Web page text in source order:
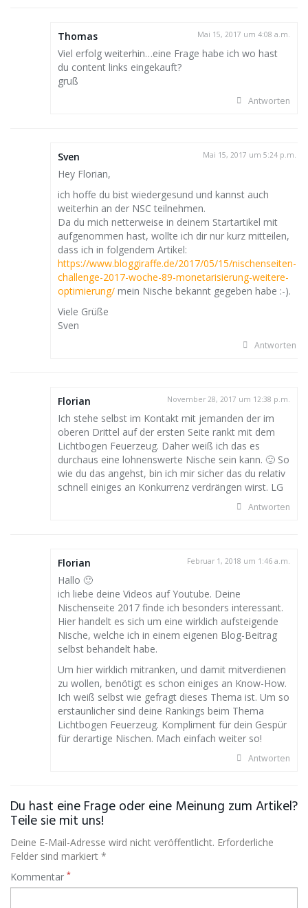
Thomas Mai 15, 2017 um 4:08 a.m.
Viel erfolg weiterhin…eine Frage habe ich wo hast
du content links eingekauft?
gruß
Antworten
Sven Mai 15, 2017 um 5:24 p.m.
Hey Florian,
ich hoffe du bist wiedergesund und kannst auch
weiterhin an der NSC teilnehmen.
Da du mich netterweise in deinem Startartikel mit
aufgenommen hast, wollte ich dir nur kurz mitteilen,
dass ich in folgendem Artikel:
https://www.bloggiraffe.de/2017/05/15/nischenseiten-
challenge-2017-woche-89-monetarisierung-weitere-
optimierung/ mein Nische bekannt gegeben habe :-).
Viele Grüße
Sven
Antworten
Florian November 28, 2017 um 12:38 p.m.
Ich stehe selbst im Kontakt mit jemanden der im
oberen Drittel auf der ersten Seite rankt mit dem
Lichtbogen Feuerzeug. Daher weiß ich das es
durchaus eine lohnenswerte Nische sein kann. 🙂 So
wie du das angehst, bin ich mir sicher das du relativ
schnell einiges an Konkurrenz verdrängen wirst. LG
Antworten
Florian Februar 1, 2018 um 1:46 a.m.
Hallo 🙂
ich liebe deine Videos auf Youtube. Deine
Nischenseite 2017 finde ich besonders interessant.
Hier handelt es sich um eine wirklich aufsteigende
Nische, welche ich in einem eigenen Blog-Beitrag
selbst behandelt habe.
Um hier wirklich mitranken, und damit mitverdienen
zu wollen, benötigt es schon einiges an Know-How.
Ich weiß selbst wie gefragt dieses Thema ist. Um so
erstaunlicher sind deine Rankings beim Thema
Lichtbogen Feuerzeug. Kompliment für dein Gespür
für derartige Nischen. Mach einfach weiter so!
Antworten
Du hast eine Frage oder eine Meinung zum Artikel?
Teile sie mit uns!
Deine E-Mail-Adresse wird nicht veröffentlicht. Erforderliche
Felder sind markiert *
Kommentar *